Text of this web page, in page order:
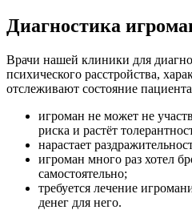
Диагностика
Врачи нашей клиники для
психического расстройства,
отслеживают состояние
игроман не может не
риска и растёт
нарастает
игроман много раз хотел
самостоятельно;
требуется лечение
денег для него.